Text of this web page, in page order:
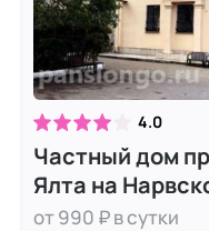
4.0
Частный дом
Ялта на
от 990 ₽ в сутки